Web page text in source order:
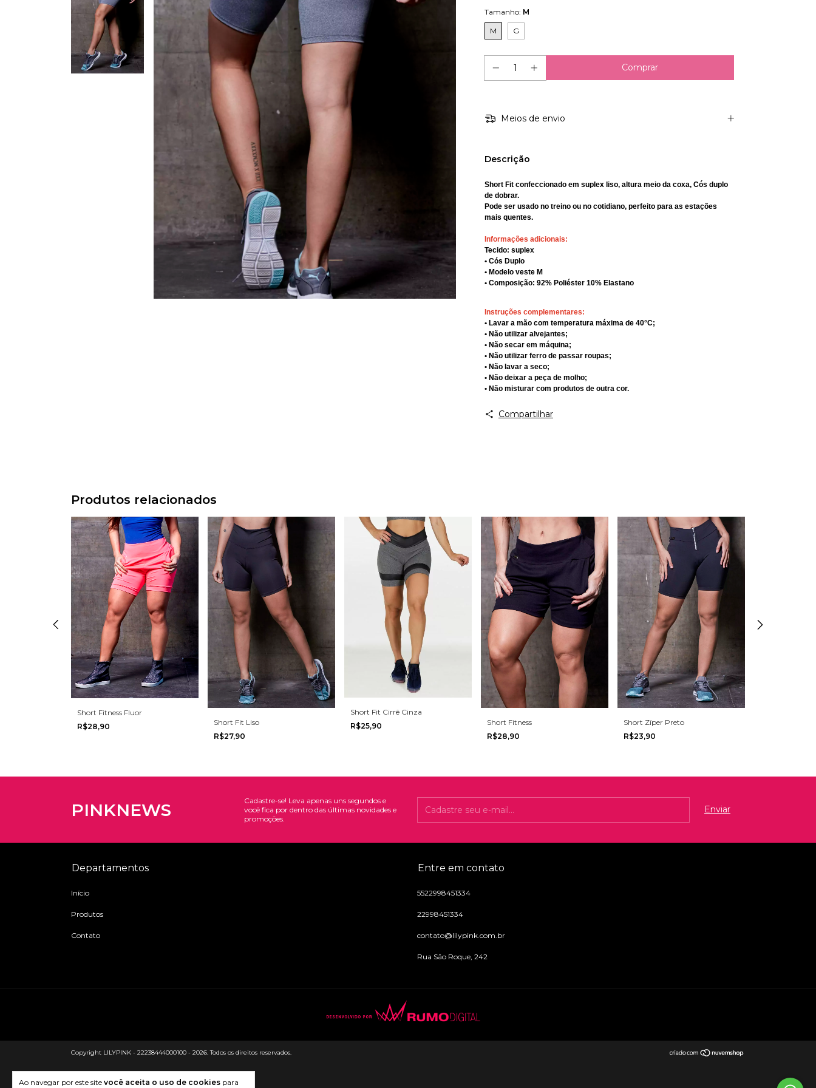
Ao navegar por este site você aceita o uso de cookies para
Tamanho: M
M G
Meios de envio
Descrição
Short Fit confeccionado em suplex liso, altura meio da coxa, Cós duplo
de dobrar.
Pode ser usado no treino ou no cotidiano, perfeito para as estações
mais quentes.
Informações adicionais:
Tecido: suplex
• Cós Duplo
• Modelo veste M
• Composição: 92% Poliéster 10% Elastano
Instruções complementares:
• Lavar a mão com temperatura máxima de 40°C;
• Não utilizar alvejantes;
• Não secar em máquina;
• Não utilizar ferro de passar roupas;
• Não lavar a seco;
• Não deixar a peça de molho;
• Não misturar com produtos de outra cor.
Compartilhar
Produtos relacionados
Short Fitness Fluor
R$28,90
Short Fit Liso
R$27,90
Short Fit Cirrê Cinza
R$25,90
Short Fitness
R$28,90
Short Zíper Preto
R$23,90
PINKNEWS
Cadastre-se! Leva apenas uns segundos e
você fica por dentro das últimas novidades e
promoções.
Departamentos
Início
Produtos
Contato
Entre em contato
5522998451334
22998451334
contato@lilypink.com.br
Rua São Roque, 242
Copyright LILYPINK - 22238444000100 - 2026. Todos os direitos reservados.